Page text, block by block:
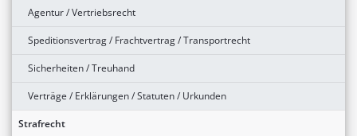
Agentur / Vertriebsrecht
Speditionsvertrag / Frachtvertrag / Transportrecht
Sicherheiten / Treuhand
Verträge / Erklärungen / Statuten / Urkunden
Strafrecht